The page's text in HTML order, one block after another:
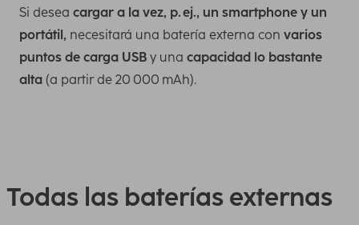
Si desea cargar a la vez, p. ej., un smartphone y un
portátil, necesitará una batería externa con varios
puntos de carga USB y una capacidad lo bastante
alta (a partir de 20 000 mAh).
Todas las baterías externas